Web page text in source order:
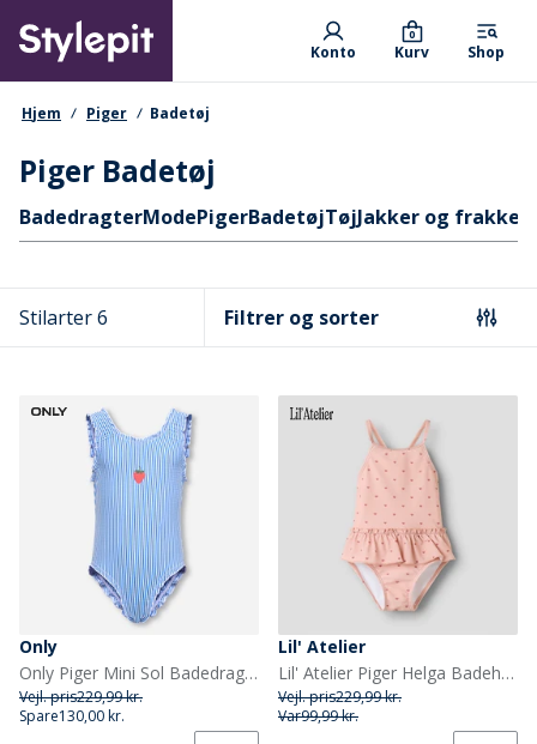
main
content
Primary departments
Konto Kurv
0
Shop
navigationssti
Hjem Piger Badetøj
Piger Badetøj
Hurtige links
BadedragterModePigerBadetøjTøjJakker og frakker
Stilarter 6 Filtrer og sorter
Only
Only Piger Mini Sol Badedragt Ultramarine
Vejl. pris229,99 kr.
Spare130,00 kr.
Lil' Atelier
Lil' Atelier Piger Helga Badeheldragt Misty Rose
Vejl. pris229,99 kr.
Var99,99 kr.